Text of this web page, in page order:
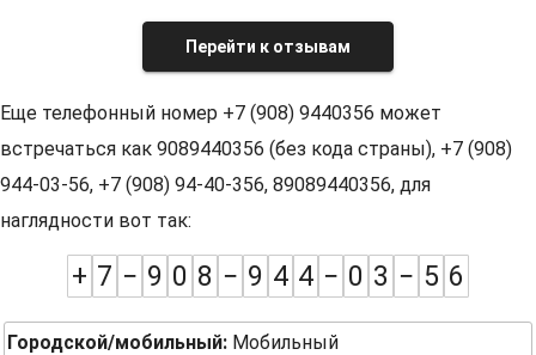
Перейти к отзывам
Еще телефонный номер +7 (908) 9440356 может
встречаться как 9089440356 (без кода страны), +7 (908)
944-03-56, +7 (908) 94-40-356, 89089440356, для
наглядности вот так:
+ 7 − 9 0 8 − 9 4 4 − 0 3 − 5 6
Городской/мобильный: Мобильный